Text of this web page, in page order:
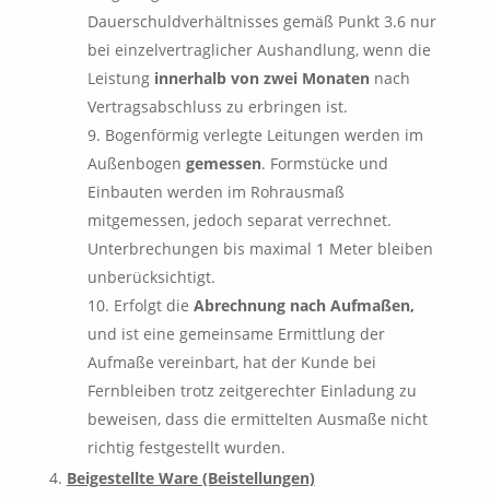
Dauerschuldverhältnisses gemäß Punkt 3.6 nur
bei einzelvertraglicher Aushandlung, wenn die
Leistung innerhalb von zwei Monaten nach
Vertragsabschluss zu erbringen ist.
Bogenförmig verlegte Leitungen werden im
Außenbogen gemessen. Formstücke und
Einbauten werden im Rohrausmaß
mitgemessen, jedoch separat verrechnet.
Unterbrechungen bis maximal 1 Meter bleiben
unberücksichtigt.
Erfolgt die Abrechnung nach Aufmaßen,
und ist eine gemeinsame Ermittlung der
Aufmaße vereinbart, hat der Kunde bei
Fernbleiben trotz zeitgerechter Einladung zu
beweisen, dass die ermittelten Ausmaße nicht
richtig festgestellt wurden.
Beigestellte Ware (Beistellungen)